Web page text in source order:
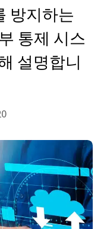
방지하는
통제 시스
설명합니